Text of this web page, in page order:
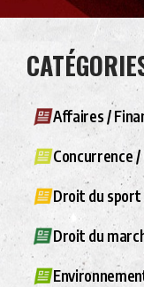
Affaires /
Concurrence
Droit du sport
Droit du